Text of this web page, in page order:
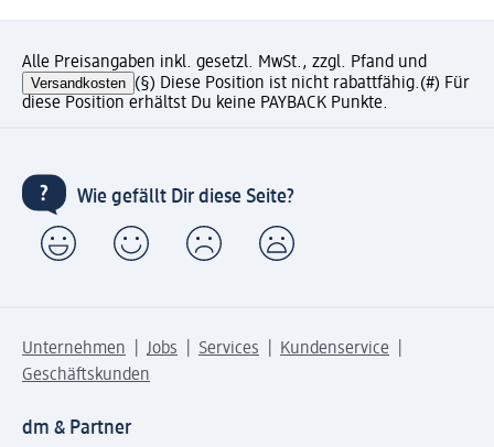
Alle Preisangaben inkl. gesetzl. MwSt., zzgl. Pfand und
Versandkosten (§) Diese Position ist nicht rabattfähig.(#) Für
diese Position erhältst Du keine PAYBACK Punkte.
Wie gefällt Dir diese Seite?
Unternehmen Jobs Services
Kundenservice
Geschäftskunden
dm & Partner